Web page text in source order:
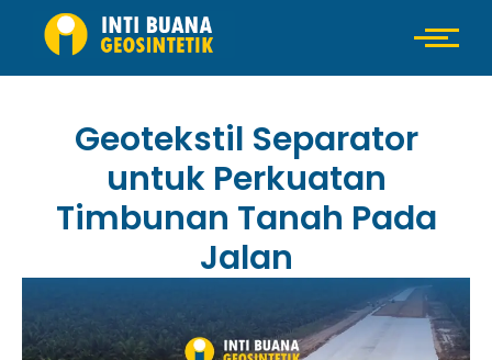
Geotekstil Separator
untuk Perkuatan
Timbunan Tanah Pada
Jalan